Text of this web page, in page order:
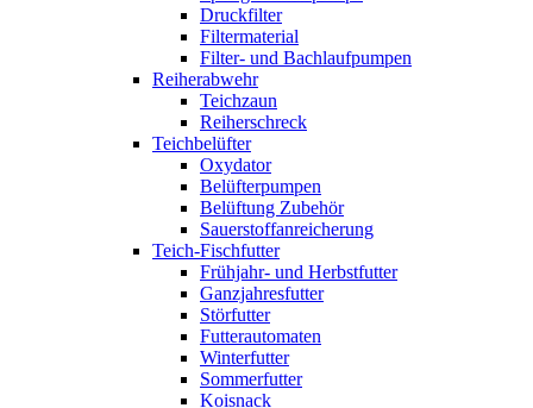
Druckfilter
Filtermaterial
Filter- und Bachlaufpumpen
Reiherabwehr
Teichzaun
Reiherschreck
Teichbelüfter
Oxydator
Belüfterpumpen
Belüftung Zubehör
Sauerstoffanreicherung
Teich-Fischfutter
Frühjahr- und Herbstfutter
Ganzjahresfutter
Störfutter
Futterautomaten
Winterfutter
Sommerfutter
Koisnack